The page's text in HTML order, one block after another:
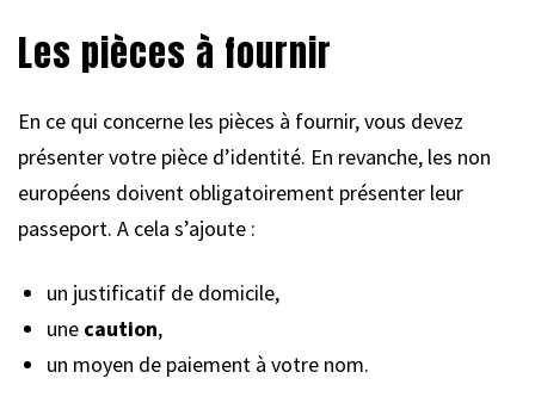
Les pièces à fournir
En ce qui concerne les pièces à fournir, vous devez
présenter votre pièce d’identité. En revanche, les non
européens doivent obligatoirement présenter leur
passeport. A cela s’ajoute :
un justificatif de domicile,
une caution,
un moyen de paiement à votre nom.